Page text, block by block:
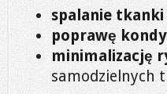
spalanie tkanki
poprawę
minimalizację
samodzielnych